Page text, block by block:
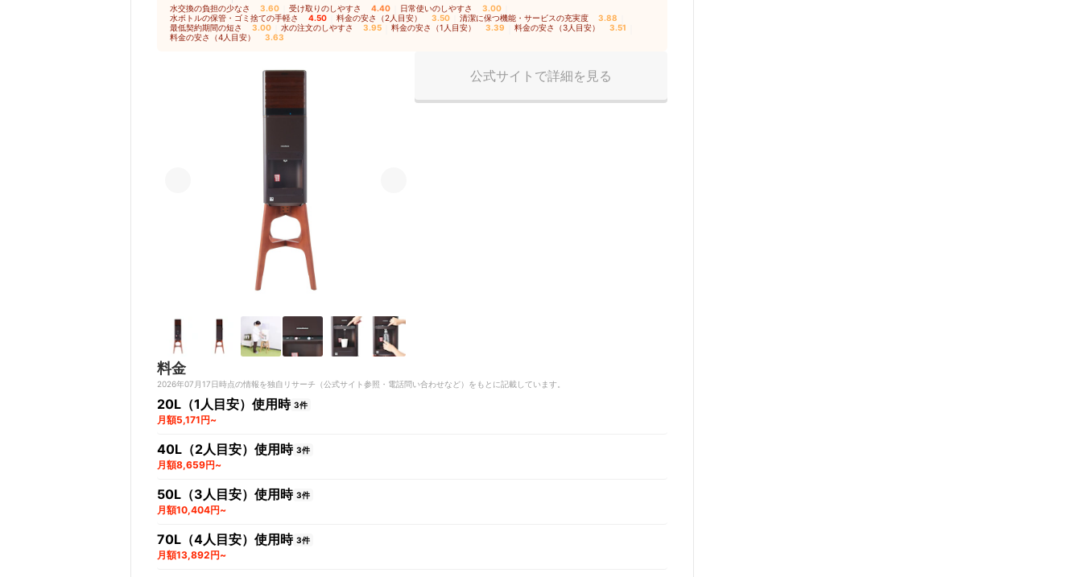
水交換の負担の少なさ 3.60 受け取りのしやすさ 4.40 日常使いのしやすさ 3.00
水ボトルの保管・ゴミ捨ての手軽さ 4.50 料金の安さ（2人目安） 3.50 清潔に保つ機能・サービスの充実度 3.88
最低契約期間の短さ 3.00 水の注文のしやすさ 3.95 料金の安さ（1人目安） 3.39 料金の安さ（3人目安） 3.51
料金の安さ（4人目安） 3.63
公式サイトで詳細を見る
料金
2026年07月17日時点の情報を独自リサーチ（公式サイト参照・電話問い合わせなど）をもとに記載しています。
20L（1人目安）使用時 3件
月額5,171円~
40L（2人目安）使用時 3件
月額8,659円~
50L（3人目安）使用時 3件
月額10,404円~
70L（4人目安）使用時 3件
月額13,892円~